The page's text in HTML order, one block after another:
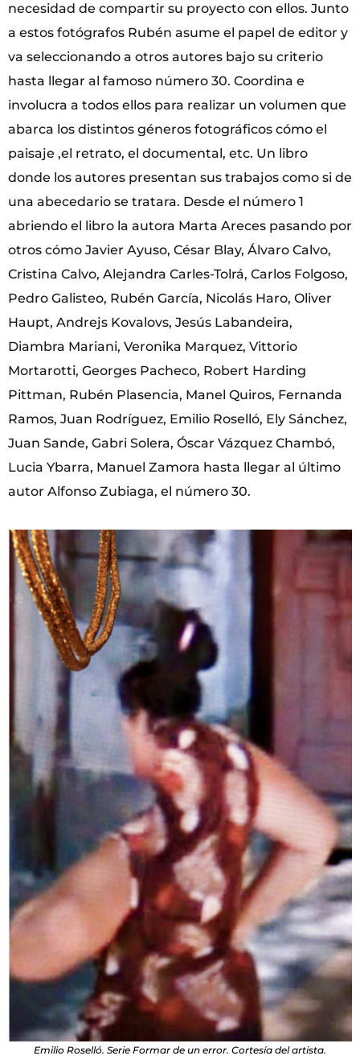
necesidad de compartir su proyecto con ellos. Junto
a estos fotógrafos Rubén asume el papel de editor y
va seleccionando a otros autores bajo su criterio
hasta llegar al famoso número 30. Coordina e
involucra a todos ellos para realizar un volumen que
abarca los distintos géneros fotográficos cómo el
paisaje ,el retrato, el documental, etc. Un libro
donde los autores presentan sus trabajos como si de
una abecedario se tratara. Desde el número 1
abriendo el libro la autora Marta Areces pasando por
otros cómo Javier Ayuso, César Blay, Álvaro Calvo,
Cristina Calvo, Alejandra Carles-Tolrá, Carlos Folgoso,
Pedro Galisteo, Rubén García, Nicolás Haro, Oliver
Haupt, Andrejs Kovalovs, Jesús Labandeira,
Diambra Mariani, Veronika Marquez, Vittorio
Mortarotti, Georges Pacheco, Robert Harding
Pittman, Rubén Plasencia, Manel Quiros, Fernanda
Ramos, Juan Rodríguez, Emilio Roselló, Ely Sánchez,
Juan Sande, Gabri Solera, Óscar Vázquez Chambó,
Lucia Ybarra, Manuel Zamora hasta llegar al último
autor Alfonso Zubiaga, el número 30.
Emilio Roselló. Serie Formar de un error. Cortesía del artista.